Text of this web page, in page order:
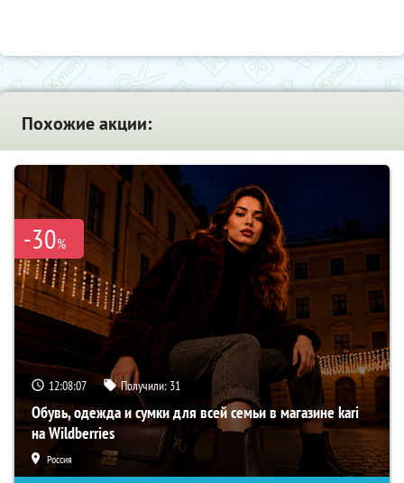
Похожие акции:
-30%
12:08:06 Получили: 31
Обувь, одежда и сумки для всей семьи в магазине kari
на Wildberries
Россия